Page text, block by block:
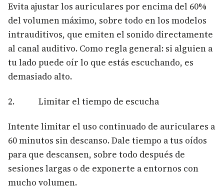
Evita ajustar los auriculares por encima del 60%
del volumen máximo, sobre todo en los modelos
intrauditivos, que emiten el sonido directamente
al canal auditivo. Como regla general: si alguien a
tu lado puede oír lo que estás escuchando, es
demasiado alto.
2. Limitar el tiempo de escucha
Intente limitar el uso continuado de auriculares a
60 minutos sin descanso. Dale tiempo a tus oídos
para que descansen, sobre todo después de
sesiones largas o de exponerte a entornos con
mucho volumen.